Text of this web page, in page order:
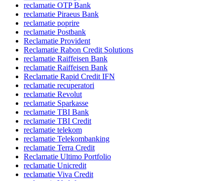
reclamatie OTP Bank
reclamatie Piraeus Bank
reclamatie poprire
reclamatie Postbank
Reclamatie Provident
Reclamatie Rabon Credit Solutions
reclamatie Raiffeisen Bank
reclamatie Raiffeisen Bank
Reclamatie Rapid Credit IFN
reclamatie recuperatori
reclamatie Revolut
reclamatie Sparkasse
reclamatie TBI Bank
reclamatie TBI Credit
reclamatie telekom
reclamatie Telekombanking
reclamatie Terra Credit
Reclamatie Ultimo Portfolio
reclamatie Unicredit
reclamatie Viva Credit